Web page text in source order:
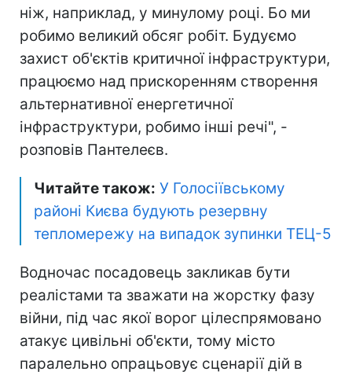
ніж, наприклад, у минулому році. Бо ми
робимо великий обсяг робіт. Будуємо
захист об'єктів критичної інфраструктури,
працюємо над прискоренням створення
альтернативної енергетичної
інфраструктури, робимо інші речі", -
розповів Пантелеєв.
Читайте також: У Голосіївському
районі Києва будують ️резервну
тепломережу на випадок зупинки ТЕЦ-5
Водночас посадовець закликав бути
реалістами та зважати на жорстку фазу
війни, під час якої ворог цілеспрямовано
атакує цивільні об'єкти, тому місто
паралельно опрацьовує сценарії дій в